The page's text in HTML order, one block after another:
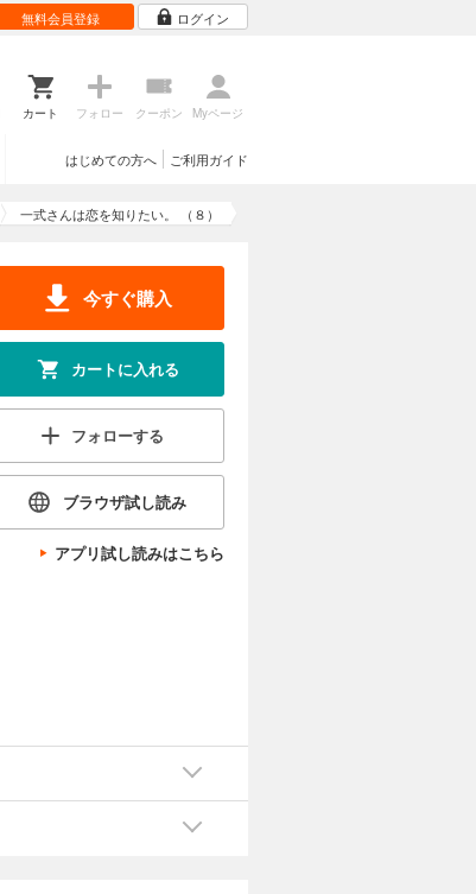
無料会員登録 ログイン
カート フォロー クーポン Myページ
ご利用ガイド
はじめての方へ
一式さんは恋を知りたい。 （８）
今すぐ購入
カートに入れる
フォローする
ブラウザ試し読み
アプリ試し読みはこちら